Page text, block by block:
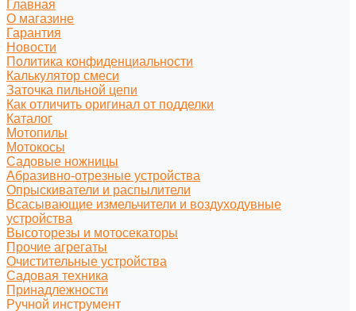
Главная
О магазине
Гарантия
Новости
Политика конфиденциальности
Калькулятор смеси
Заточка пильной цепи
Как отличить оригинал от подделки
Каталог
Мотопилы
Мотокосы
Садовые ножницы
Абразивно-отрезные устройства
Опрыскиватели и распылители
Всасывающие измельчители и воздуходувные
устройства
Высоторезы и мотосекаторы
Прочие агрегаты
Очистительные устройства
Садовая техника
Принадлежности
Ручной инструмент